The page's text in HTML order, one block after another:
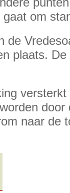
om
de
plaats.
naar de